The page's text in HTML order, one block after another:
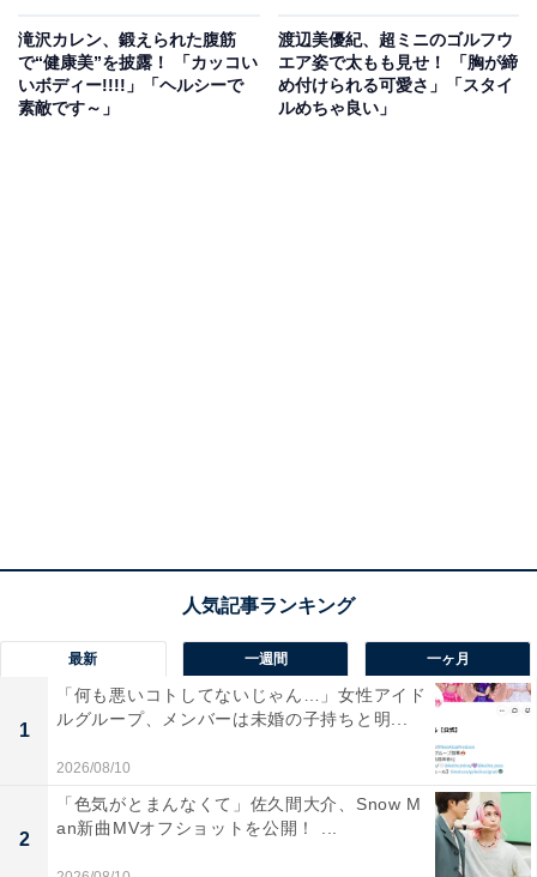
滝沢カレン、鍛えられた腹筋
で“健康美”を披露！ 「カッコい
いボディー!!!!」「ヘルシーで
素敵です～」
渡辺美優紀、超ミニのゴルフウ
エア姿で太もも見せ！ 「胸が締
め付けられる可愛さ」「スタイ
ルめちゃ良い」
最新 一週間 一ヶ月
1
「何も悪いコトしてないじゃん…」女性アイド
ルグループ、メンバーは未婚の子持ちと明...
2026/08/10
2
「色気がとまんなくて」佐久間大介、Snow M
an新曲MVオフショットを公開！ ...